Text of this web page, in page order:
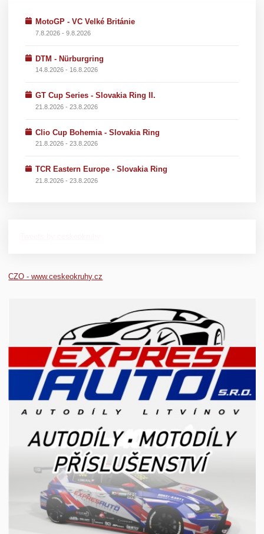
MotoGP - VC Velké Británie
7.8.2026 - 9.8.2026
DTM - Nürburgring
14.8.2026 - 16.8.2026
GT Cup Series - Slovakia Ring II.
21.8.2026 - 23.8.2026
Clio Cup Bohemia - Slovakia Ring
21.8.2026 - 23.8.2026
TCR Eastern Europe - Slovakia Ring
21.8.2026 - 23.8.2026
CZO - www.ceskeokruhy.cz